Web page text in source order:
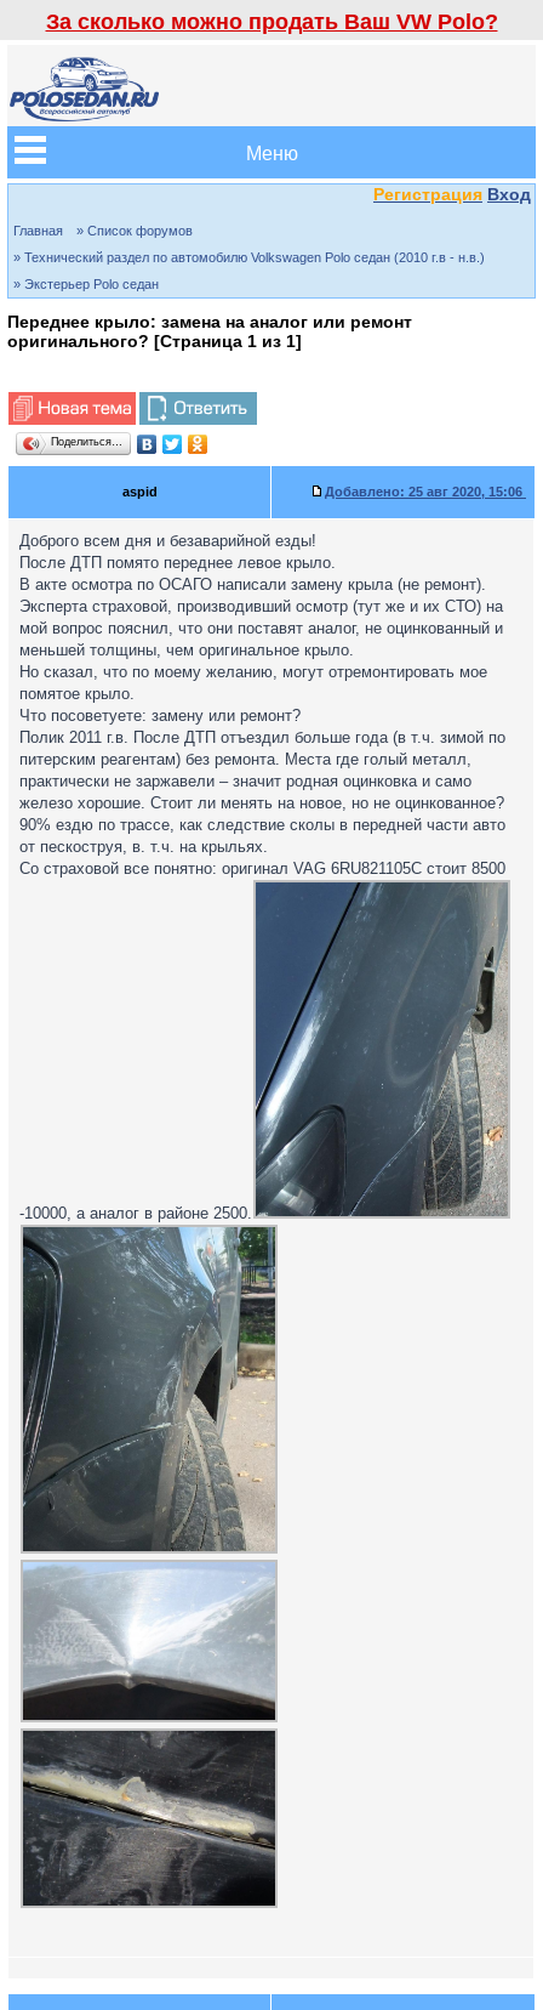
За сколько можно продать Ваш VW Polo?
Меню
Регистрация Вход
Главная
» Список форумов
» Технический раздел по автомобилю Volkswagen Polo седан (2010 г.в - н.в.)
» Экстерьер Polo седан
Переднее крыло: замена на аналог или ремонт
оригинального? [Страница 1 из 1]
Поделиться…
aspid Добавлено: 25 авг 2020, 15:06
Доброго всем дня и безаварийной езды!
После ДТП помято переднее левое крыло.
В акте осмотра по ОСАГО написали замену крыла (не ремонт).
Эксперта страховой, производивший осмотр (тут же и их СТО) на
мой вопрос пояснил, что они поставят аналог, не оцинкованный и
меньшей толщины, чем оригинальное крыло.
Но сказал, что по моему желанию, могут отремонтировать мое
помятое крыло.
Что посоветуете: замену или ремонт?
Полик 2011 г.в. После ДТП отъездил больше года (в т.ч. зимой по
питерским реагентам) без ремонта. Места где голый металл,
практически не заржавели – значит родная оцинковка и само
железо хорошие. Стоит ли менять на новое, но не оцинкованное?
90% ездю по трассе, как следствие сколы в передней части авто
от пескоструя, в. т.ч. на крыльях.
Со страховой все понятно: оригинал VAG 6RU821105C стоит 8500
-10000, а аналог в районе 2500.